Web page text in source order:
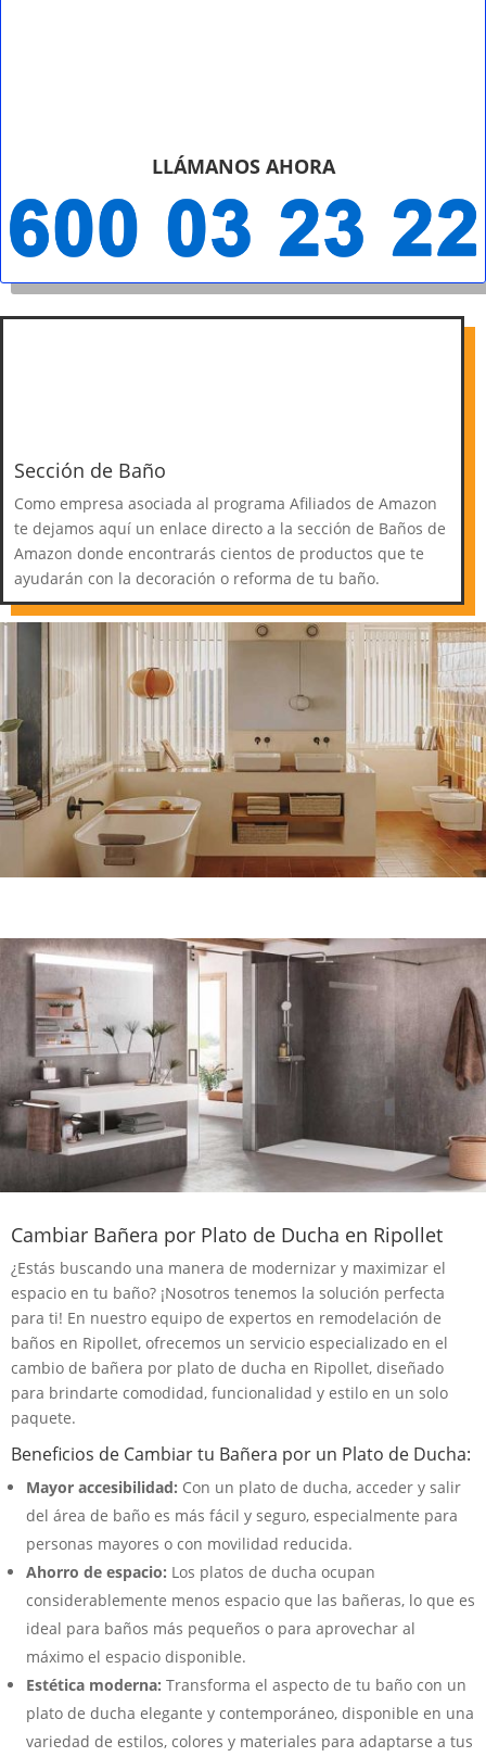
LLÁMANOS AHORA
Sección de Baño
Como empresa asociada al programa Afiliados de Amazon
te dejamos aquí un enlace directo a la sección de Baños de
Amazon donde encontrarás cientos de productos que te
ayudarán con la decoración o reforma de tu baño.
Cambiar Bañera por Plato de Ducha en Ripollet
¿Estás buscando una manera de modernizar y maximizar el
espacio en tu baño? ¡Nosotros tenemos la solución perfecta
para ti! En nuestro equipo de expertos en remodelación de
baños en Ripollet, ofrecemos un servicio especializado en el
cambio de bañera por plato de ducha en Ripollet, diseñado
para brindarte comodidad, funcionalidad y estilo en un solo
paquete.
Beneficios de Cambiar tu Bañera por un Plato de Ducha:
Mayor accesibilidad: Con un plato de ducha, acceder y salir
del área de baño es más fácil y seguro, especialmente para
personas mayores o con movilidad reducida.
Ahorro de espacio: Los platos de ducha ocupan
considerablemente menos espacio que las bañeras, lo que es
ideal para baños más pequeños o para aprovechar al
máximo el espacio disponible.
Estética moderna: Transforma el aspecto de tu baño con un
plato de ducha elegante y contemporáneo, disponible en una
variedad de estilos, colores y materiales para adaptarse a tus